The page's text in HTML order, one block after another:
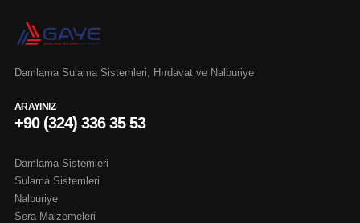
Damlama Sulama Sistemleri, Hırdavat ve Nalburiye
ARAYINIZ
+90 (324) 336 35 53
Damlama Sistemleri
Sulama Sistemleri
Nalburiye
Sera Malzemeleri